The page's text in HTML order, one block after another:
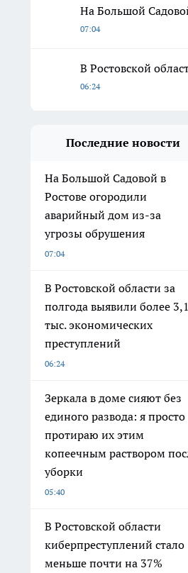
На Большой
07:04
В Ростовской
06:24
Последние новости
На Большой Садовой в
Ростове огородили
аварийный дом из-за
угрозы обрушения
07:04
В Ростовской области за
полгода выявили более 3,1
тыс. экономических
преступлений
06:24
Зеркала в доме сияют без
единого развода: я просто
протираю их этим
копеечным раствором
уборки
05:40
В Ростовской области
киберпреступлений стало
меньше почти на 37%